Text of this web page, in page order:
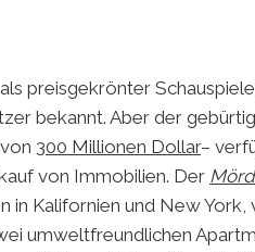
preisgekrönter
bekannt. Aber der
300 Millionen Dollar–
von Immobilien. Der
in Kalifornien und New
umweltfreundlichen